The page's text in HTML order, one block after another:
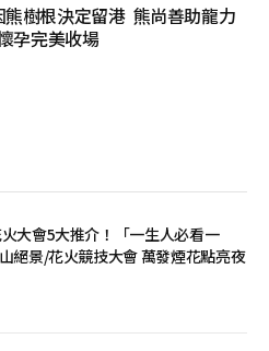
樹根決定留港 熊尚善助龍力
孕完美收場
大會5大推介！「一生人必看一
絕景/花火競技大會 萬發煙花點亮夜